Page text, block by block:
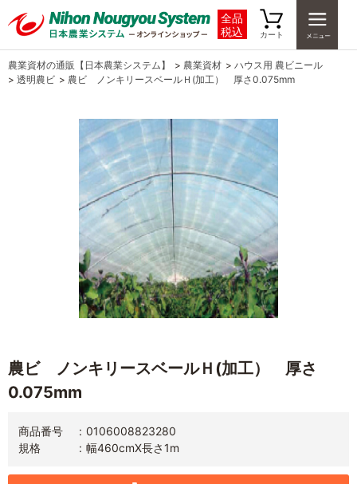
全品
税込
カート
農業資材の通販【日本農業システム】 > 農業資材 > ハウス用 農ビニール
> 透明農ビ > 農ビ ノンキリースベールＨ(加工） 厚さ0.075mm
農ビ ノンキリースベールＨ(加工） 厚さ
0.075mm
商品番号
0106008823280
規格
幅460cmX長さ1m